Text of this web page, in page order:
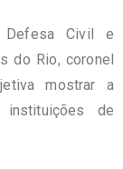
Defesa Civil e
do Rio, coronel
mostrar a
de